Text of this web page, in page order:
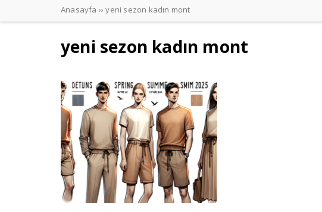
Anasayfa ››yeni sezon kadın mont
yeni sezon kadın mont